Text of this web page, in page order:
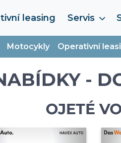
leasing Servis
Motocykly Operativní
-
OJETÉ